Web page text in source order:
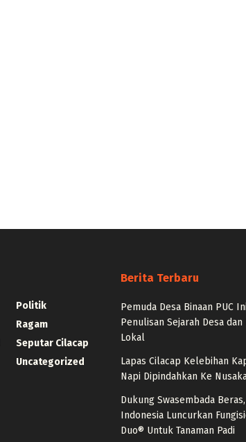
Politik
Ragam
Seputar Cilacap
Uncategorized
Berita Terbaru
Pemuda Desa Binaan PUC
Penulisan Sejarah Desa dan
Lokal
Lapas Cilacap Kelebihan
Napi Dipindahkan Ke
Dukung Swasembada
Indonesia Luncurkan
Duo® Untuk Tanaman Padi